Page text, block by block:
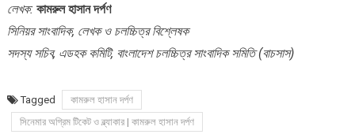
লেখক: কামরুল হাসান দর্পণ
সিনিয়র সাংবাদিক, লেখক ও চলচ্চিত্র বিশ্লেষক
সদস্য সচিব, এডহক কমিটি, বাংলাদেশ চলচ্চিত্র সাংবাদিক সমিতি (বাচসাস)
Tagged
কামরুল হাসান দর্পণ
সিনেমার অগ্রিম টিকেট ও ব্ল্যাকার | কামরুল হাসান দর্পণ